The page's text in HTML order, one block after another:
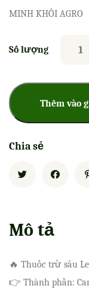
MINH KHÔI AGRO
Số lượng
Thêm vào
Chia sẻ
Mô tả
🔥 Thuốc trừ sâu
👉 Thành phần: